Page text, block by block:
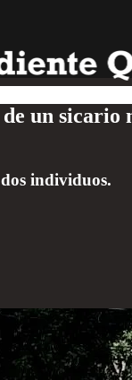
de un
individuos.